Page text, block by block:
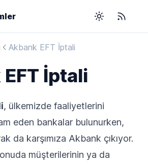
Toggle theme
RSS
Akbank EFT İptali
İptali
, ülkemizde faaliyetlerini
eden bankalar bulunurken,
da karşımıza Akbank çıkıyor.
müşterilerinin ya da